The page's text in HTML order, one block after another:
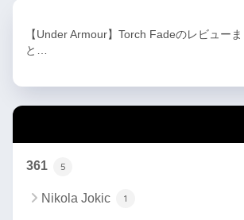
【Under Armour】Torch Fadeのレビューま
と…
361 5
Nikola Jokic 1